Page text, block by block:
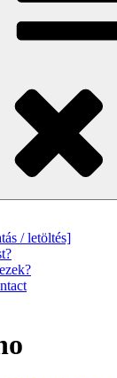
/ letöltés]